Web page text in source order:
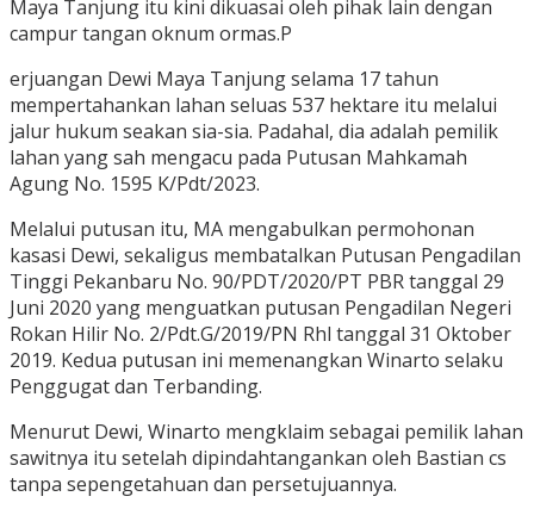
Maya Tanjung itu kini dikuasai oleh pihak lain dengan
campur tangan oknum ormas.P
erjuangan Dewi Maya Tanjung selama 17 tahun
mempertahankan lahan seluas 537 hektare itu melalui
jalur hukum seakan sia-sia. Padahal, dia adalah pemilik
lahan yang sah mengacu pada Putusan Mahkamah
Agung No. 1595 K/Pdt/2023.
Melalui putusan itu, MA mengabulkan permohonan
kasasi Dewi, sekaligus membatalkan Putusan Pengadilan
Tinggi Pekanbaru No. 90/PDT/2020/PT PBR tanggal 29
Juni 2020 yang menguatkan putusan Pengadilan Negeri
Rokan Hilir No. 2/Pdt.G/2019/PN Rhl tanggal 31 Oktober
2019. Kedua putusan ini memenangkan Winarto selaku
Penggugat dan Terbanding.
Menurut Dewi, Winarto mengklaim sebagai pemilik lahan
sawitnya itu setelah dipindahtangankan oleh Bastian cs
tanpa sepengetahuan dan persetujuannya.